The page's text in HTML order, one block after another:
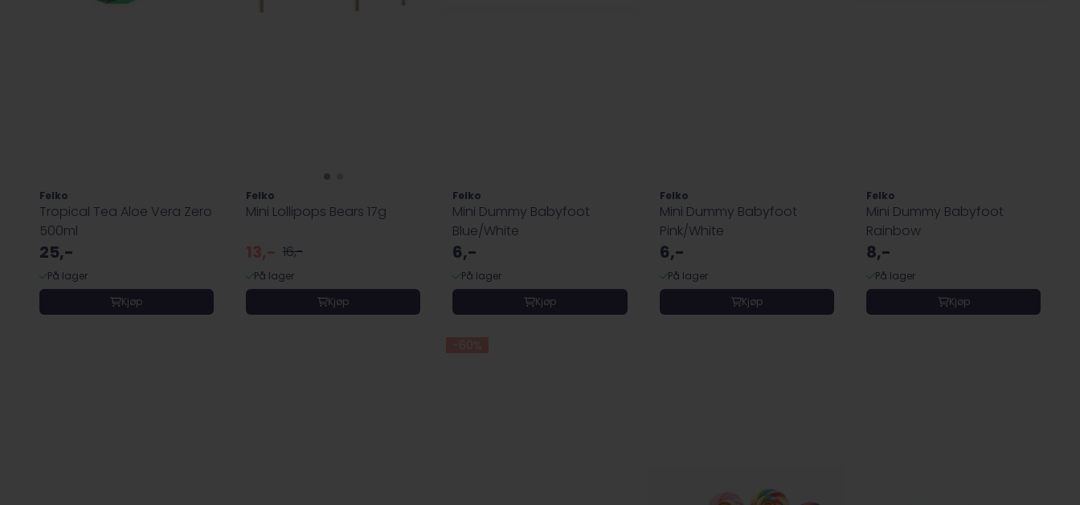
Felko
Tropical Tea Aloe Vera Zero
500ml
25,-
På lager
Kjøp
Felko
Mini Lollipops Bears 17g
13,- 16,-
På lager
Kjøp
Felko
Mini Dummy Babyfoot
Blue/White
6,-
På lager
Kjøp
Felko
Mini Dummy Babyfoot
Pink/White
6,-
På lager
Kjøp
Felko
Mini Dummy Babyfoot
Rainbow
8,-
På lager
Kjøp